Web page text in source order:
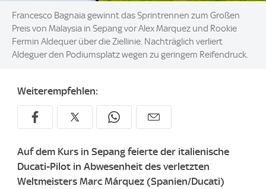
Francesco Bagnaia gewinnt das Sprintrennen zum Großen
Preis von Malaysia in Sepang vor Alex Marquez und Rookie
Fermin Aldequer über die Ziellinie. Nachträglich verliert
Aldeguer den Podiumsplatz wegen zu geringem Reifendruck.
Weiterempfehlen:
Auf dem Kurs in Sepang feierte der italienische
Ducati-Pilot in Abwesenheit des verletzten
Weltmeisters Marc Márquez (Spanien/Ducati)